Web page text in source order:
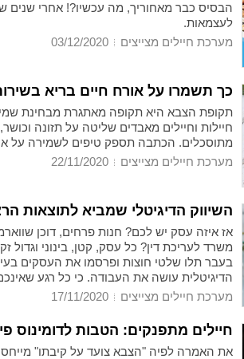
הבסיס כבר מאחוריך, מה עכשיו?! אחרי שנים
לעצמאות.
מערכת חיילים מצייצים
כך תשמרו על אורח חיים בריא
תקופת הצבא היא תקופה מאתגרת מבחינת
חיילות וחיילים מאבדים שליטה על תזונה
מתוסכלים. הכתבה תספק טיפים לשמירה על
מערכת חיילים מצייצים
השיווק הדיגיטלי שמביא לתוצאות
אז איזה עסק יש לכם? חנות פרחים, דוכן
משרד לעריכת דין? כל עסק, קטן, בינוני וגדול
בעבר תלו שלטי חוצות ופרסמו את העסקים
הדיגיטלית עושה את העבודה. כי כל רגע
מפסידים לקוחות ומישהו אחר פשוט לוקח לכם
מערכת חיילים מצייצים
חיילים מתפנקים: הטבות לדומינוס
את האמרה לפיה "הצבא צועד על קיבתו"